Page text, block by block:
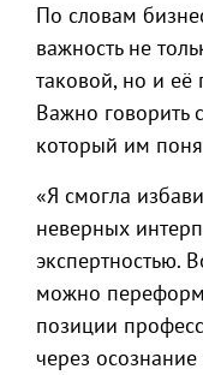
По словам
важность не
таковой, но и её
Важно говорить
который им
«Я смогла
неверных
экспертностью.
можно
позиции
через